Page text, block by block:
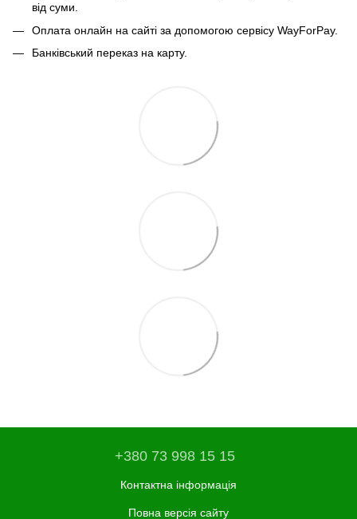
від суми.
Оплата онлайн на сайті за допомогою сервісу WayForPay.
Банківський переказ на карту.
+380 73 998 15 15
Контактна інформація
Повна версія сайту